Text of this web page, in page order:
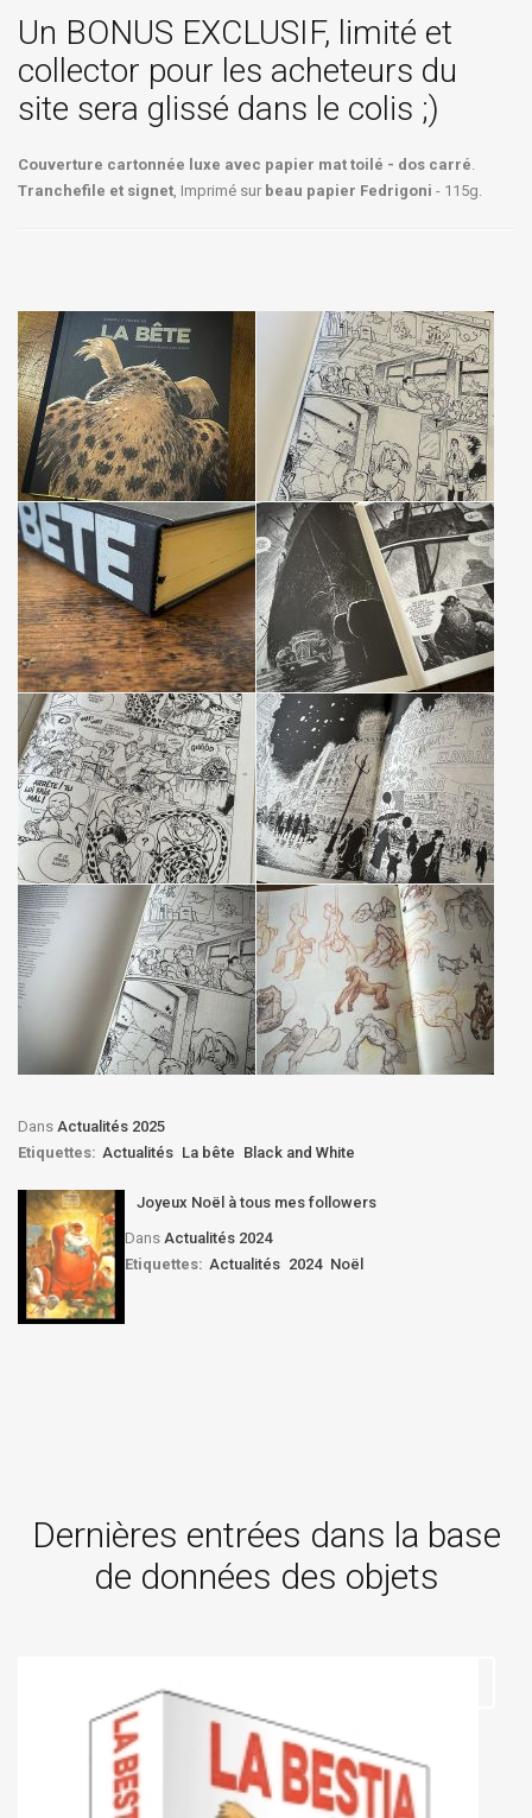
Un BONUS EXCLUSIF, limité et
collector pour les acheteurs du
site sera glissé dans le colis ;)
Couverture cartonnée luxe avec papier mat toilé - dos carré.
Tranchefile et signet, Imprimé sur beau papier Fedrigoni - 115g.
Dans Actualités 2025
Etiquettes: Actualités La bête Black and White
Joyeux Noël à tous mes followers
Dans Actualités 2024
Etiquettes: Actualités 2024 Noël
Dernières entrées dans la base
de données des objets